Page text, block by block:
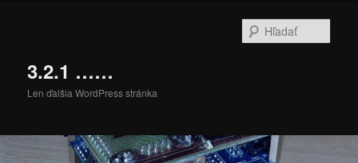
3.2.1 ……
Len ďalšia WordPress stránka